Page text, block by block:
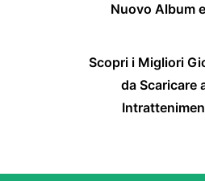
Nuovo Album
Scopri i Migliori
da Scaricare